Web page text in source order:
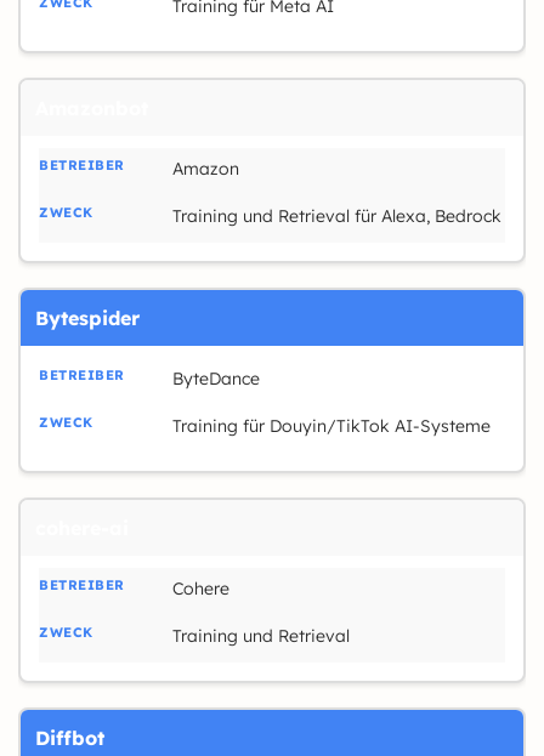
Training für Meta AI
Amazon
Training und Retrieval für Alexa, Bedrock
Bytespider
ByteDance
Training für Douyin/TikTok AI-Systeme
Cohere
Training und Retrieval
Diffbot